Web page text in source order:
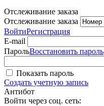
Отслеживание заказа
Отслеживание заказа
ВойтиРегистрация
E-mail
ПарольВосстановить пароль
Показать пароль
Создать учетную запись
Антибот
Войти через соц. сеть: